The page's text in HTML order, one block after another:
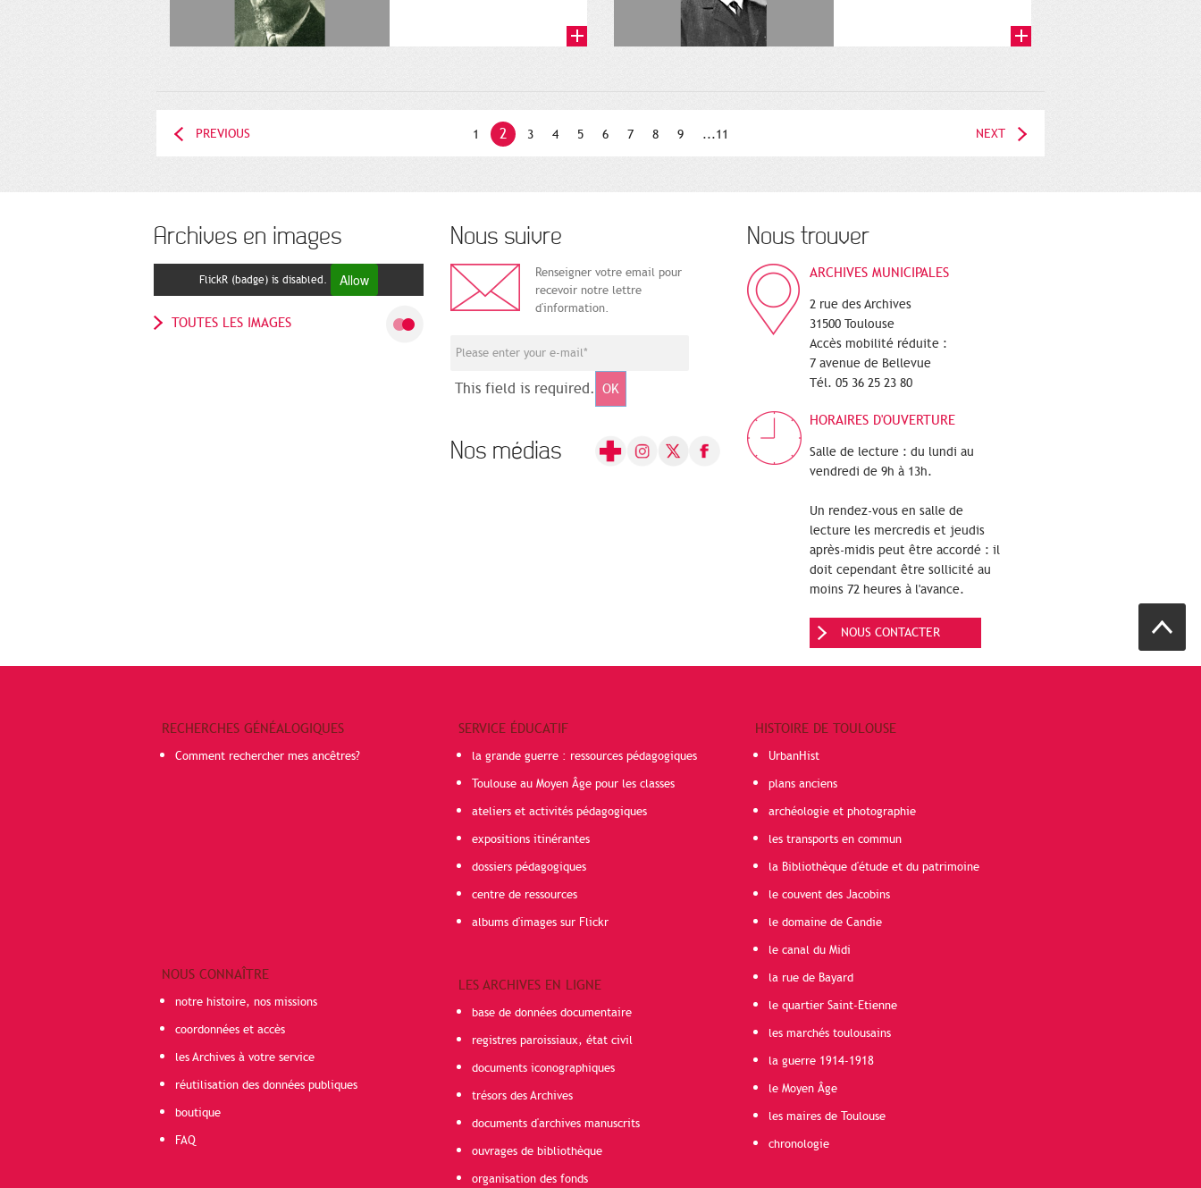
1 2 3 4 5 6 7 8 9 ...11
PREVIOUS NEXT
Archives en images
FlickR (badge) is disabled. Allow
TOUTES LES IMAGES
Nous suivre
Renseigner votre email pour
recevoir notre lettre
d'information.
This field is required. OK
Nos médias
Nous trouver
ARCHIVES MUNICIPALES
2 rue des Archives
31500 Toulouse
Accès mobilité réduite :
7 avenue de Bellevue
Tél. 05 36 25 23 80
HORAIRES D'OUVERTURE
Salle de lecture : du lundi au
vendredi de 9h à 13h.
Un rendez-vous en salle de
lecture les mercredis et jeudis
après-midis peut être accordé : il
doit cependant être sollicité au
moins 72 heures à l'avance.
NOUS CONTACTER
RECHERCHES GÉNÉALOGIQUES
Comment rechercher mes ancêtres?
NOUS CONNAÎTRE
notre histoire, nos missions
coordonnées et accès
les Archives à votre service
réutilisation des données publiques
boutique
FAQ
SERVICE ÉDUCATIF
la grande guerre : ressources pédagogiques
Toulouse au Moyen Âge pour les classes
ateliers et activités pédagogiques
expositions itinérantes
dossiers pédagogiques
centre de ressources
albums d'images sur Flickr
LES ARCHIVES EN LIGNE
base de données documentaire
registres paroissiaux, état civil
documents iconographiques
trésors des Archives
documents d'archives manuscrits
ouvrages de bibliothèque
organisation des fonds
HISTOIRE DE TOULOUSE
UrbanHist
plans anciens
archéologie et photographie
les transports en commun
la Bibliothèque d'étude et du patrimoine
le couvent des Jacobins
le domaine de Candie
le canal du Midi
la rue de Bayard
le quartier Saint-Etienne
les marchés toulousains
la guerre 1914-1918
le Moyen Âge
les maires de Toulouse
chronologie